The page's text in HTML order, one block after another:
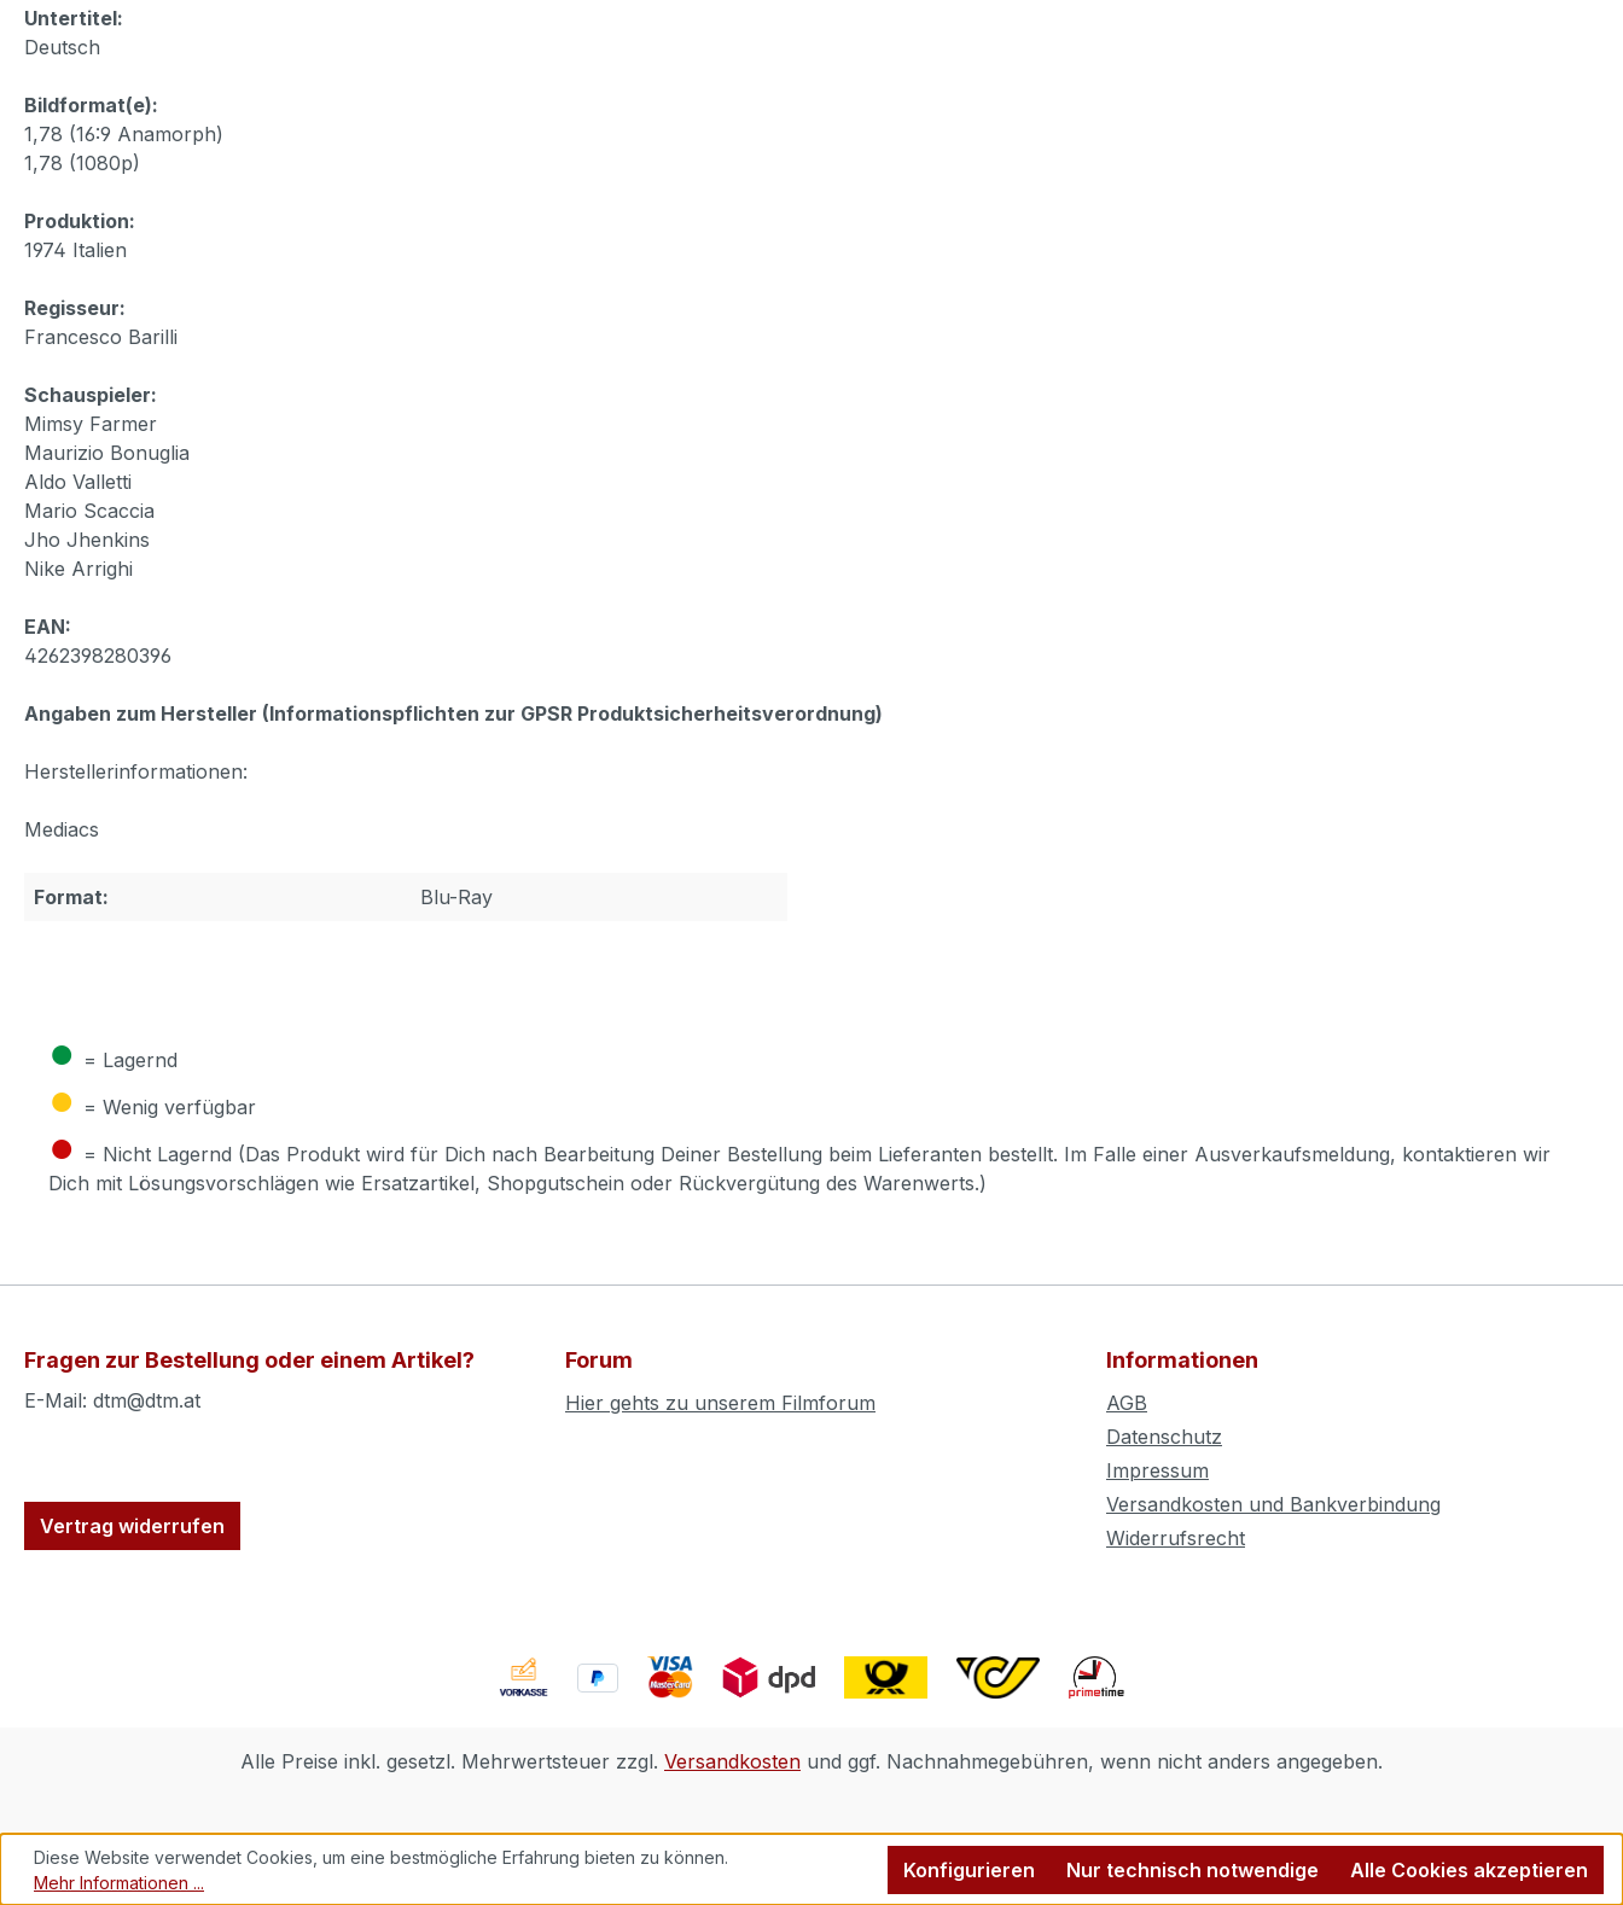
Untertitel:
Deutsch
Bildformat(e):
1,78 (16:9 Anamorph)
1,78 (1080p)
Produktion:
1974 Italien
Regisseur:
Francesco Barilli
Schauspieler:
Mimsy Farmer
Maurizio Bonuglia
Aldo Valletti
Mario Scaccia
Jho Jhenkins
Nike Arrighi
EAN:
4262398280396
Angaben zum Hersteller (Informationspflichten zur GPSR Produktsicherheitsverordnung)
Herstellerinformationen:
Mediacs
Format: Blu-Ray
● = Lagernd
● = Wenig verfügbar
● = Nicht Lagernd (Das Produkt wird für Dich nach Bearbeitung Deiner Bestellung beim Lieferanten bestellt. Im Falle einer Ausverkaufsmeldung, kontaktieren wir
Dich mit Lösungsvorschlägen wie Ersatzartikel, Shopgutschein oder Rückvergütung des Warenwerts.)
Fragen zur Bestellung oder einem Artikel?
E-Mail: dtm@dtm.at
Vertrag widerrufen
Forum
Hier gehts zu unserem Filmforum
Informationen
AGB
Datenschutz
Impressum
Versandkosten und Bankverbindung
Widerrufsrecht
Alle Preise inkl. gesetzl. Mehrwertsteuer zzgl. Versandkosten und ggf. Nachnahmegebühren, wenn nicht anders angegeben.
Diese Website verwendet Cookies, um eine bestmögliche Erfahrung bieten zu können.
Mehr Informationen ...
Nur technisch notwendige
Konfigurieren Alle Cookies akzeptieren